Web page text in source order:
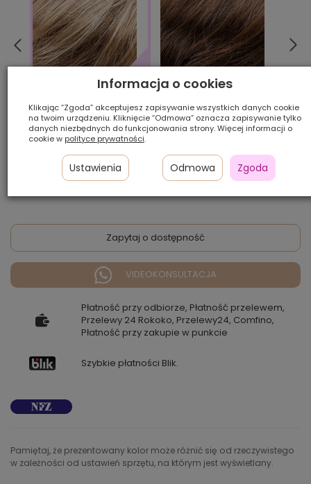
tobacco rooted
1 200,00 zł
Zapytaj o dostępność
VIDEOKONSULTACJA
Płatność przy odbiorze, Płatność przelewem,
Przelewy 24 Rokoko, Przelewy24, Comfino,
Płatność przy zakupie w punkcie
Szybkie płatności Blik.
Pamiętaj, że prezentowany kolor może różnić się od rzeczywistego
w zależności od ustawień sprzętu, na którym jest wyświetlany.
Informacja o cookies
Klikając “Zgoda” akceptujesz zapisywanie wszystkich danych cookie
na twoim urządzeniu. Kliknięcie “Odmowa” oznacza zapisywanie tylko
danych niezbędnych do funkcjonowania strony. Więcej informacji o
cookie w polityce prywatności.
Ustawienia Odmowa Zgoda